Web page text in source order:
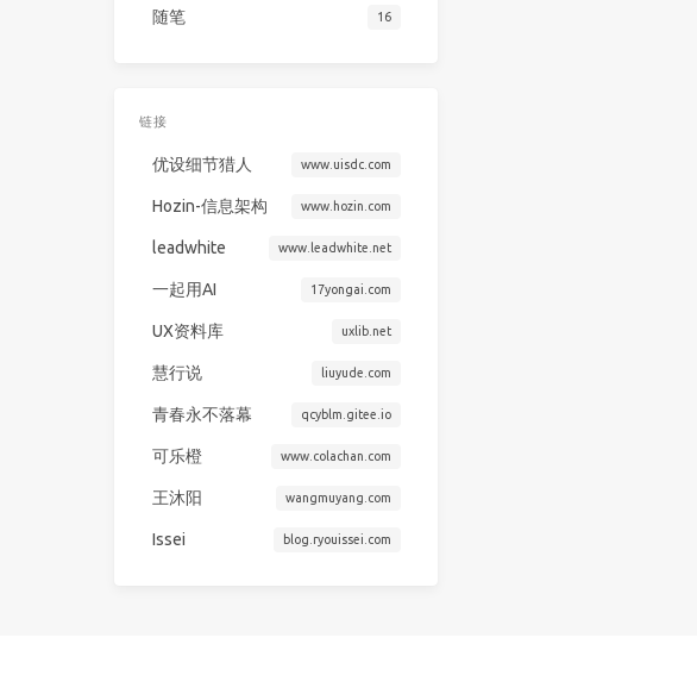
随笔 16
链接
优设细节猎人 www.uisdc.com
Hozin-信息架构 www.hozin.com
leadwhite www.leadwhite.net
一起用AI 17yongai.com
UX资料库 uxlib.net
慧行说 liuyude.com
青春永不落幕 qcyblm.gitee.io
可乐橙 www.colachan.com
王沐阳 wangmuyang.com
Issei blog.ryouissei.com